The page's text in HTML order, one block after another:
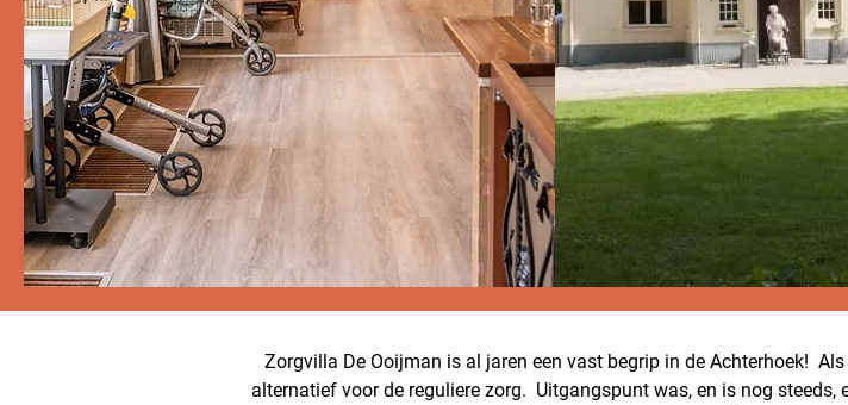
Zorgvilla De Ooijman is al jaren een vast begrip in de Achterhoek!
alternatief voor de reguliere zorg. Uitgangspunt was, en is nog